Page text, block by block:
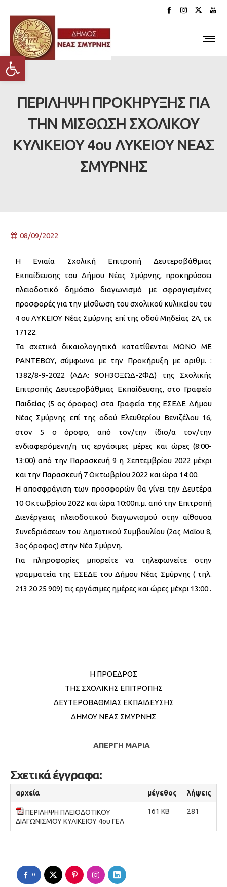
Ανοίξτε τη γραμμή εργαλείων
ΠΕΡΙΛΗΨΗ ΠΡΟΚΗΡΥΞΗΣ ΓΙΑ
ΤΗΝ ΜΙΣΘΩΣΗ ΣΧΟΛΙΚΟΥ
ΚΥΛΙΚΕΙΟΥ 4ου ΛΥΚΕΙΟΥ ΝΕΑΣ
ΣΜΥΡΝΗΣ
08/09/2022
Η Ενιαία Σχολική Επιτροπή Δευτεροβάθμιας
Εκπαίδευσης του Δήμου Νέας Σμύρνης, προκηρύσσει
πλειοδοτικό δημόσιο διαγωνισμό με σφραγισμένες
προσφορές για την μίσθωση του σχολικού κυλικείου του
4 ου ΛΥΚΕΙΟΥ Νέας Σμύρνης επί της οδού Μηδείας 2Α, τκ
17122.
Τα σχετικά δικαιολογητικά κατατίθενται ΜΟΝΟ ΜΕ
ΡΑΝΤΕΒΟΥ, σύμφωνα με την Προκήρυξη με αριθμ. :
1382/8-9-2022 (ΑΔΑ: 9ΟΗ3ΟΞΩΔ-2ΦΔ) της Σχολικής
Επιτροπής Δευτεροβάθμιας Εκπαίδευσης, στο Γραφείο
Παιδείας (5 ος όροφος) στα Γραφεία της ΕΣΕΔΕ Δήμου
Νέας Σμύρνης επί της οδού Ελευθερίου Βενιζέλου 16,
στον 5 ο όροφο, από τον/την ίδιο/α τον/την
ενδιαφερόμενη/η τις εργάσιμες μέρες και ώρες (8:00-
13:00) από την Παρασκευή 9 η Σεπτεμβρίου 2022 μέχρι
και την Παρασκευή 7 Οκτωβρίου 2022 και ώρα 14:00.
Η αποσφράγιση των προσφορών θα γίνει την Δευτέρα
10 Οκτωβρίου 2022 και ώρα 10:00π.μ. από την Επιτροπή
Διενέργειας πλειοδοτικού διαγωνισμού στην αίθουσα
Συνεδριάσεων του Δημοτικού Συμβουλίου (2ας Μαΐου 8,
3ος όροφος) στην Νέα Σμύρνη.
Για πληροφορίες μπορείτε να τηλεφωνείτε στην
γραμματεία της ΕΣΕΔΕ του Δήμου Νέας Σμύρνης ( τηλ.
213 20 25 909) τις εργάσιμες ημέρες και ώρες μέχρι 13:00 .
Η ΠΡΟΕΔΡΟΣ
ΤΗΣ ΣΧΟΛΙΚΗΣ ΕΠΙΤΡΟΠΗΣ
ΔΕΥΤΕΡΟΒΑΘΜΙΑΣ ΕΚΠΑΙΔΕΥΣΗΣ
ΔΗΜΟΥ ΝΕΑΣ ΣΜΥΡΝΗΣ
ΑΠΕΡΓΗ ΜΑΡΙΑ
Σχετικά έγγραφα:
αρχεία μέγεθος λήψεις
ΠΕΡΙΛΗΨΗ ΠΛΕΙΟΔΟΤΙΚΟΥ
ΔΙΑΓΩΝΙΣΜΟΥ ΚΥΛΙΚΕΙΟΥ 4ου ΓΕΛ
161 KB 281
0